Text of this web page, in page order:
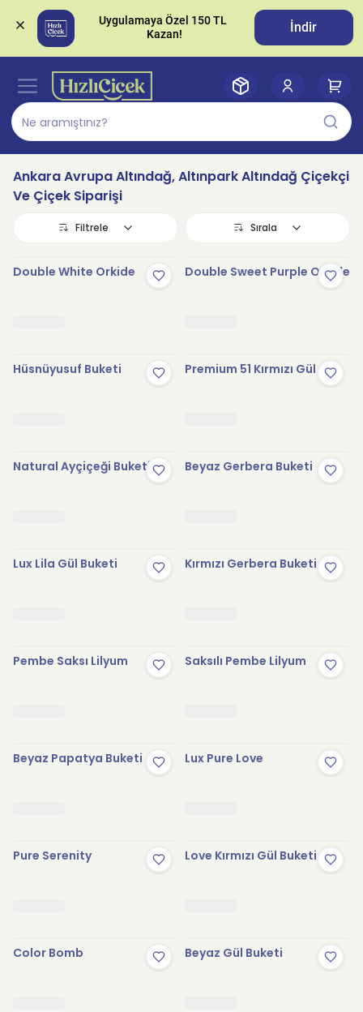
Uygulamaya Özel 150 TL
İndir
Ankara Avrupa Altındağ, Altınpark Altındağ Çiçekçi
Ve Çiçek Siparişi
Filtrele Sırala
Double White Orkide Double Sweet Purple Orkide
Hüsnüyusuf Buketi Premium 51 Kırmızı Gül
Natural Ayçiçeği Buketi Beyaz Gerbera Buketi
Lux Lila Gül Buketi Kırmızı Gerbera Buketi
Pembe Saksı Lilyum Saksılı Pembe Lilyum
Beyaz Papatya Buketi Lux Pure Love
Pure Serenity Love Kırmızı Gül Buketi
Color Bomb Beyaz Gül Buketi